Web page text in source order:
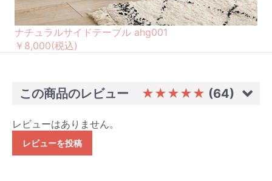
ナチュラルサイドテーブル ahg001
￥8,000(税込)
この商品のレビュー ★★★★★ (64)
レビューはありません。
レビューを投稿